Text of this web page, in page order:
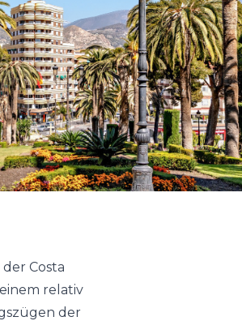
Costa
relativ
der